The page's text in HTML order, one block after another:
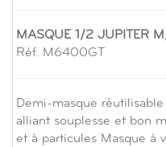
MASQUE 1/2 JUPITER
Réf. M6400GT
Demi-masque
alliant souplesse et bon
et à particules Masque à